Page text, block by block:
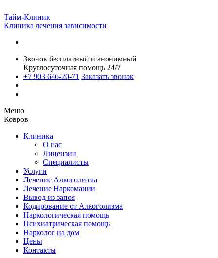
Тайм-Клиник
Клиника лечения зависимости
Звонок бесплатный и анонимный
Круглосуточная помощь 24/7
+7 903 646-20-71 Заказать звонок
Меню
Ковров
Клиника
О нас
Лицензии
Специалисты
Услуги
Лечение Алкоголизма
Лечение Наркомании
Вывод из запоя
Кодирование от Алкоголизма
Наркологическая помощь
Психиатрическая помощь
Нарколог на дом
Цены
Контакты